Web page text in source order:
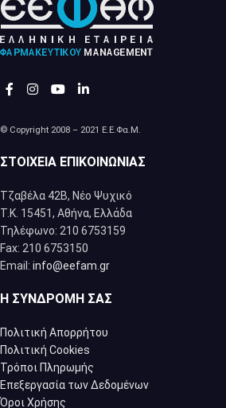
© Copyright 2008 – 2021 Ε.Ε.Φα.Μ.
ΣΤΟΙΧΕΊΑ ΕΠΙΚΟΙΝΩΝΊΑΣ
Τζαβέλα 42Β, Νέο Ψυχικό
Τ.Κ. 15451, Αθήνα, Eλλάδα
Τηλέφωνο: 210 6753159
Fax: 210 6753150
Email: info@eefam.gr
Η ΣΥΝΔΡΟΜΉ ΣΑΣ
Πολιτική Απορρήτου
Πολιτική Cookies
Τρόποι Πληρωμής
Επεξεργασία των Δεδομένων
Όροι Χρήσης